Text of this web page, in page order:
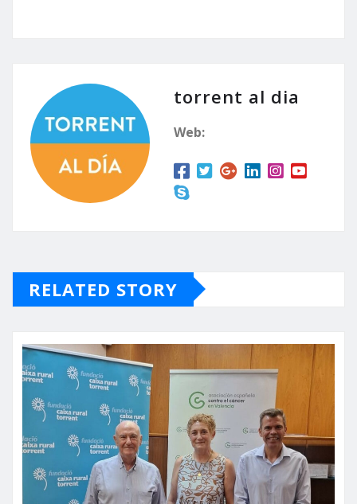
torrent al dia
Web:
RELATED STORY